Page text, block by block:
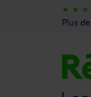
star_rate star_rate star_rate
Plus